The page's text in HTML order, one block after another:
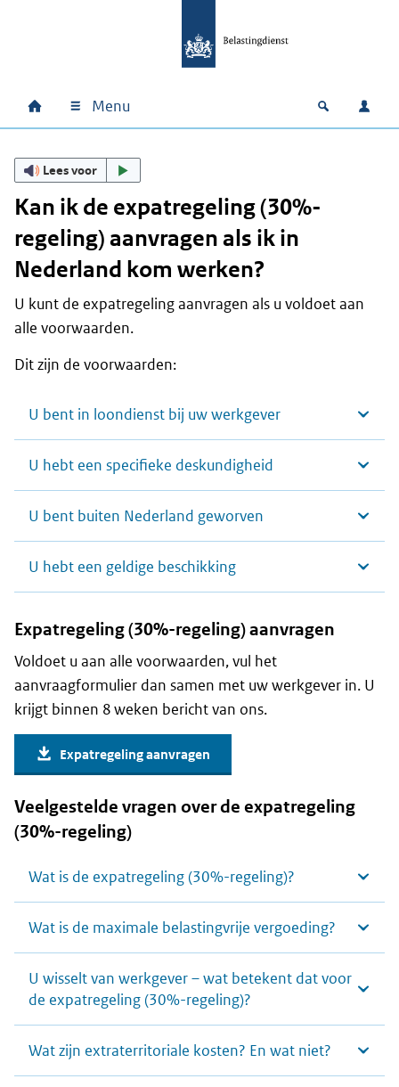
Hoofdnavigatie
Home Menu Open
Lees voor
Kan ik de expatregeling (30%-
regeling) aanvragen als ik in
Nederland kom werken?
U kunt de expatregeling aanvragen als u voldoet aan
alle voorwaarden.
Dit zijn de voorwaarden:
U bent in loondienst bij uw werkgever
U hebt een specifieke deskundigheid
U bent buiten Nederland geworven
U hebt een geldige beschikking
Expatregeling (30%-regeling) aanvragen
Voldoet u aan alle voorwaarden, vul het
aanvraagformulier dan samen met uw werkgever in. U
krijgt binnen 8 weken bericht van ons.
Expatregeling aanvragen
Veelgestelde vragen over de expatregeling
(30%-regeling)
Wat is de expatregeling (30%-regeling)?
Wat is de maximale belastingvrije vergoeding?
U wisselt van werkgever – wat betekent dat voor
de expatregeling (30%-regeling)?
Wat zijn extraterritoriale kosten? En wat niet?